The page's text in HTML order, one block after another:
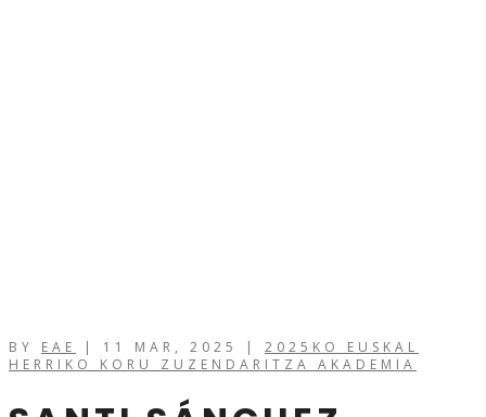
BY EAE | 11 MAR, 2025 | 2025KO EUSKAL
HERRIKO KORU ZUZENDARITZA AKADEMIA